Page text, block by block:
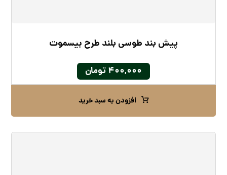
پیش بند طوسی بلند طرح بیسموت
۴۰۰,۰۰۰تومان
افزودن به سبد خرید